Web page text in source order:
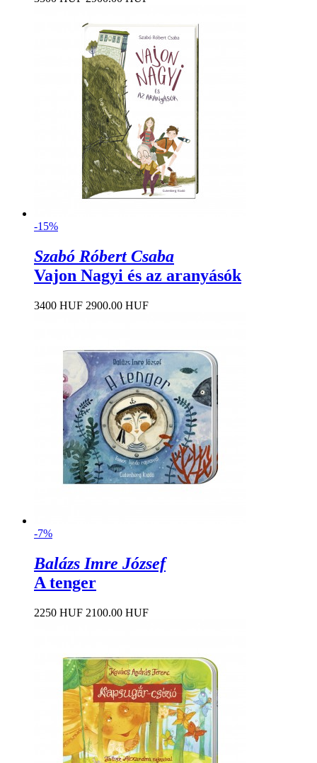
-15%
Szabó Róbert Csaba
Vajon Nagyi és az aranyásók
3400 HUF 2900.00 HUF
-7%
Balázs Imre József
A tenger
2250 HUF 2100.00 HUF